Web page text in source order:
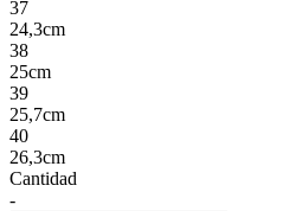
37
24,3cm
38
25cm
39
25,7cm
40
26,3cm
Cantidad
-